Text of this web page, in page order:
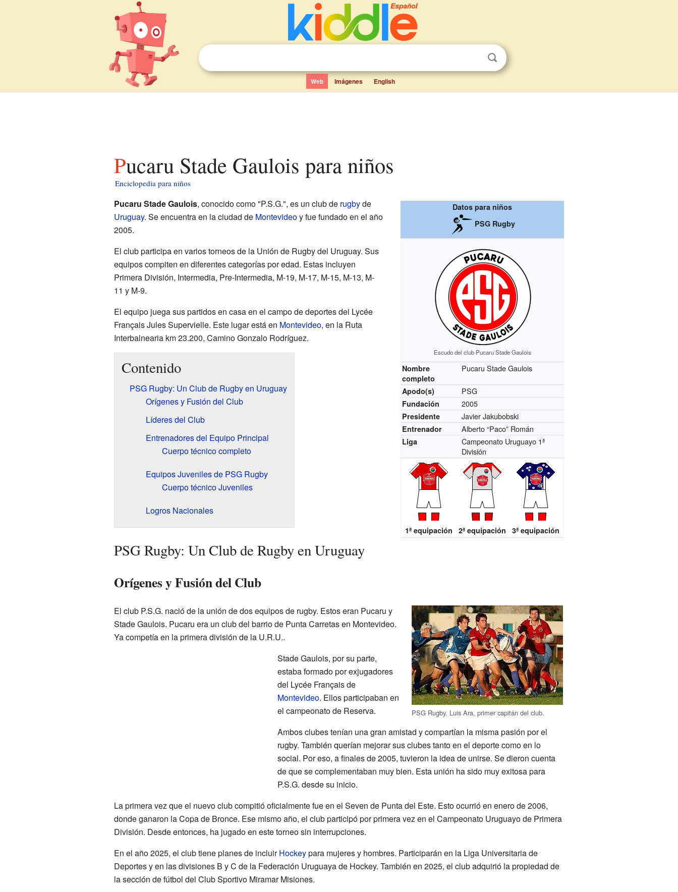
Web Imágenes English
Pucaru Stade Gaulois para niños
Enciclopedia para niños
Datos para niños
PSG Rugby
Escudo del club Pucaru Stade Gaulois
Nombre
completo
Pucaru Stade Gaulois
Apodo(s) PSG
Fundación 2005
Presidente Javier Jakubobski
Entrenador Alberto “Paco” Román
Liga
Campeonato Uruguayo 1ª
División
1ª equipación 2ª equipación 3ª equipación
Pucaru Stade Gaulois, conocido como "P.S.G.", es un club de rugbyde
Uruguay. Se encuentra en la ciudad de Montevideoy fue fundado en el año
2005.
El club participa en varios torneos de la Unión de Rugby del Uruguay. Sus
equipos compiten en diferentes categorías por edad. Estas incluyen
Primera División, Intermedia, Pre-Intermedia, M-19, M-17, M-15, M-13, M-
11 y M-9.
El equipo juega sus partidos en casa en el campo de deportes del Lycée
Français Jules Supervielle. Este lugar está en Montevideo, en la Ruta
Interbalnearia km 23.200, Camino Gonzalo Rodríguez.
Contenido
PSG Rugby: Un Club de Rugby en Uruguay
Orígenes y Fusión del Club
Líderes del Club
Entrenadores del Equipo Principal
Cuerpo técnico completo
Equipos Juveniles de PSG Rugby
Cuerpo técnico Juveniles
Logros Nacionales
PSG Rugby: Un Club de Rugby en Uruguay
Orígenes y Fusión del Club
PSG Rugby. Luis Ara, primer capitán del club.
El club P.S.G. nació de la unión de dos equipos de rugby. Estos eran Pucaru y
Stade Gaulois. Pucaru era un club del barrio de Punta Carretas en Montevideo.
Ya competía en la primera división de la U.R.U..
Stade Gaulois, por su parte,
estaba formado por exjugadores
del Lycée Français de
Montevideo. Ellos participaban en
el campeonato de Reserva.
Ambos clubes tenían una gran amistad y compartían la misma pasión por el
rugby. También querían mejorar sus clubes tanto en el deporte como en lo
social. Por eso, a finales de 2005, tuvieron la idea de unirse. Se dieron cuenta
de que se complementaban muy bien. Esta unión ha sido muy exitosa para
P.S.G. desde su inicio.
La primera vez que el nuevo club compitió oficialmente fue en el Seven de Punta del Este. Esto ocurrió en enero de 2006,
donde ganaron la Copa de Bronce. Ese mismo año, el club participó por primera vez en el Campeonato Uruguayo de Primera
División. Desde entonces, ha jugado en este torneo sin interrupciones.
En el año 2025, el club tiene planes de incluirHockeypara mujeres y hombres. Participarán en la Liga Universitaria de
Deportes y en las divisiones B y C de la Federación Uruguaya de Hockey. También en 2025, el club adquirió la propiedad de
la sección de fútbol del Club Sportivo Miramar Misiones.